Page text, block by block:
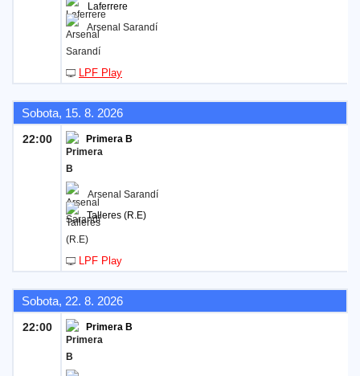
Laferrere
Arsenal Sarandí
LPF Play
Sobota, 15. 8. 2026
22:00 Primera B
Arsenal Sarandí
Talleres (R.E)
LPF Play
Sobota, 22. 8. 2026
22:00 Primera B